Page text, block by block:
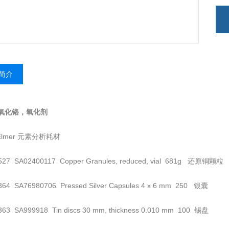
介
化铬，氧化剂
元素分析耗材
SA02400117 Copper Granules, reduced, vial 681g 还原铜颗粒
SA76980706 Pressed Silver Capsules 4 x 6 mm 250 银囊
SA999918 Tin discs 30 mm, thickness 0.010 mm 100 锡盘